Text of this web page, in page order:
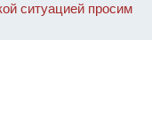
ситуацией просим